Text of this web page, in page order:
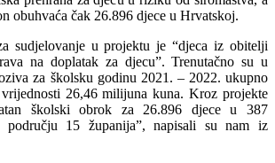
obuhvaća čak 26.896 djece u Hrvatskoj.
sudjelovanje u projektu je “djeca iz obitelji
na doplatak za djecu”. Trenutačno su u
za školsku godinu 2021. – 2022. ukupno
26,46 milijuna kuna. Kroz projekte
školski obrok za 26.896 djece u 387
području 15 županija”, napisali su nam iz